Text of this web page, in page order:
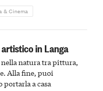
& Cinema
in Langa
natura tra pittura,
Alla fine, puoi
portarla a casa